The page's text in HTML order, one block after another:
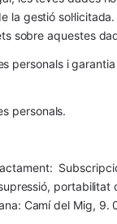
la gestió
sobre aquestes
personals i
personals.
portabilitat
Camí del Mig, 9.